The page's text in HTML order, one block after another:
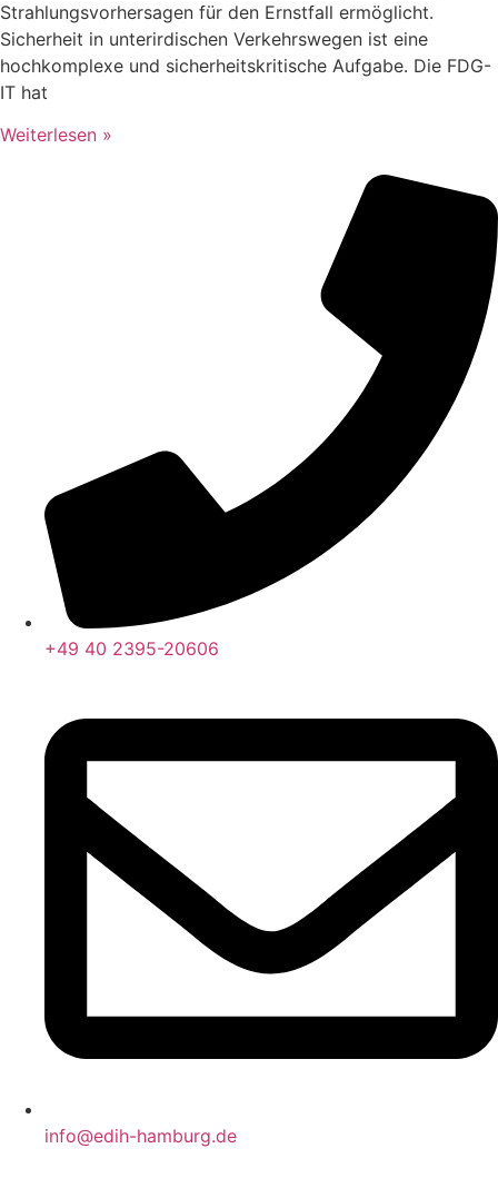
Strahlungsvorhersagen für den Ernstfall ermöglicht.
Sicherheit in unterirdischen Verkehrswegen ist eine
hochkomplexe und sicherheitskritische Aufgabe. Die FDG-
IT hat
Weiterlesen »
+49 40 2395-20606
info@edih-hamburg.de